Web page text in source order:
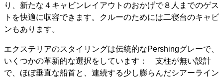
り、新たな４キャビンレイアウトのおかげで８人までのゲス
トを快適に収容できます。クルーのためには二寝台のキャビ
ンもあります。
エクステリアのスタイリングは伝統的なPershingグレーで、
いくつかの革新的な選択をしています： 支柱が無い設計
で、ほぼ垂直な船首と、連続する少し膨らんだシアーライン